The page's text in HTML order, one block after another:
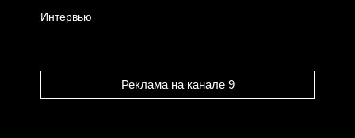
Интервью
Реклама на канале 9